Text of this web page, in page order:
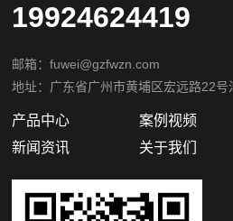
19924624419
邮箱：fuwei@gzfwzn.com
地址：广东省广州市黄埔区宏远路22号
产品中心 案例视频
新闻资讯
关于我们